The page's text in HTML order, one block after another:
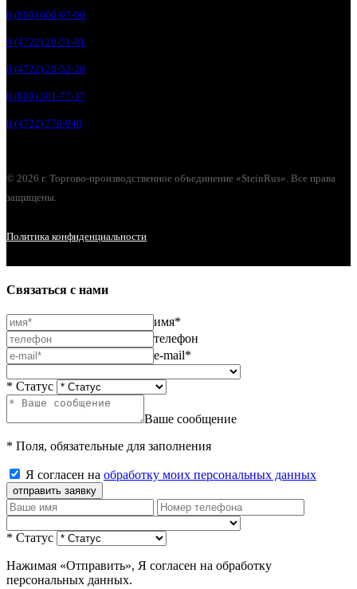
8 (800) 600-07-00
8 (4722) 20-51-81
8 (4722) 20-52-26
8 (800) 301-77-37
8 (4722) 770-940
© 2026 г. Торгово-производственное объединение «SteinRus». Все права
защищены.
Политика конфиденциальности
Связаться с нами
имя*
телефон
e-mail*
* Статус
Ваше сообщение
* Поля, обязательные для заполнения
Я согласен на обработку моих персональных данных
отправить заявку
* Статус
Нажимая «Отправить», Я согласен на обработку
персональных данных.